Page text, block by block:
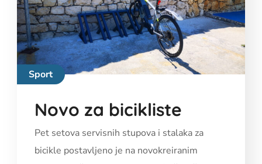
Sport
Novo za bicikliste
Pet setova servisnih stupova i stalaka za
bicikle postavljeno je na novokreiranim